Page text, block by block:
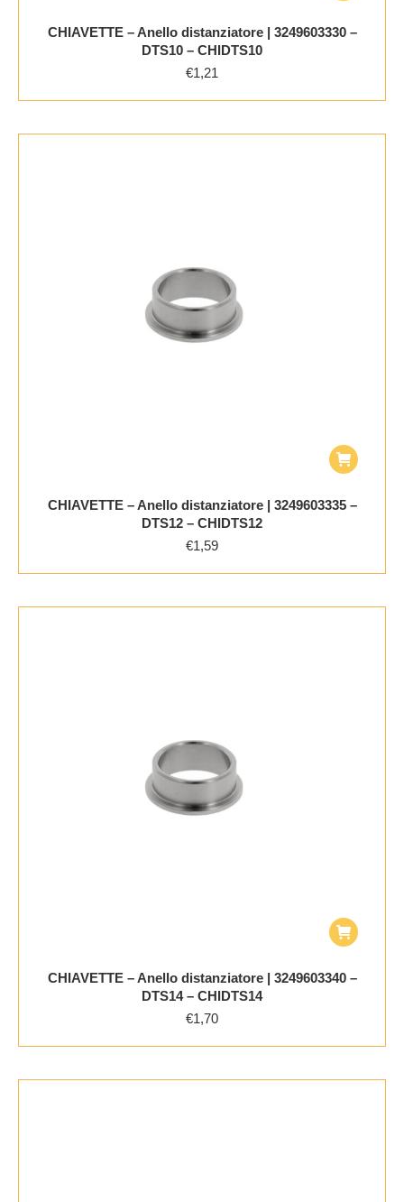
CHIAVETTE – Anello distanziatore | 3249603330 –
DTS10 – CHIDTS10
€1,21
CHIAVETTE – Anello distanziatore | 3249603335 –
DTS12 – CHIDTS12
€1,59
CHIAVETTE – Anello distanziatore | 3249603340 –
DTS14 – CHIDTS14
€1,70